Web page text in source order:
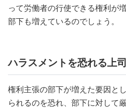
って労働者の行使できる権利が
部下も増えているのでしょう。
ハラスメントを恐れる上
権利主張の部下が増えた要因と
られるのを恐れ、部下に対して